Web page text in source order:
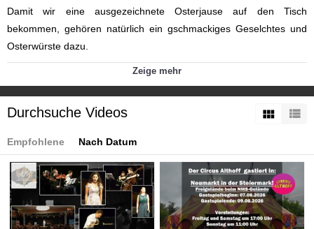
Damit wir eine ausgezeichnete Osterjause auf den Tisch
bekommen, gehören natürlich ein gschmackiges Geselchtes und
Osterwürste dazu.
Themen » Brauchtum in Kärnten
Tags:
btv-kärnten
btv kärnten mittelkärnten althofen
btvon
fleischerei_konrad_pfandl
osterfleisch
Zeige mehr
Durchsuche Videos
Empfohlene Nach Datum